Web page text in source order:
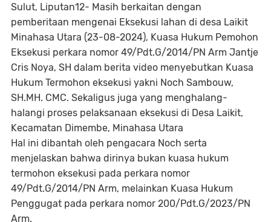
Sulut, Liputan12- Masih berkaitan dengan
pemberitaan mengenai Eksekusi lahan di desa Laikit
Minahasa Utara (23-08-2024), Kuasa Hukum Pemohon
Eksekusi perkara nomor 49/Pdt.G/2014/PN Arm Jantje
Cris Noya, SH dalam berita video menyebutkan Kuasa
Hukum Termohon eksekusi yakni Noch Sambouw,
SH.MH. CMC. Sekaligus juga yang menghalang-
halangi proses pelaksanaan eksekusi di Desa Laikit,
Kecamatan Dimembe, Minahasa Utara
Hal ini dibantah oleh pengacara Noch serta
menjelaskan bahwa dirinya bukan kuasa hukum
termohon eksekusi pada perkara nomor
49/Pdt.G/2014/PN Arm, melainkan Kuasa Hukum
Penggugat pada perkara nomor 200/Pdt.G/2023/PN
Arm.